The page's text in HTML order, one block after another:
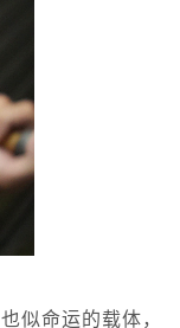
命运的载体，